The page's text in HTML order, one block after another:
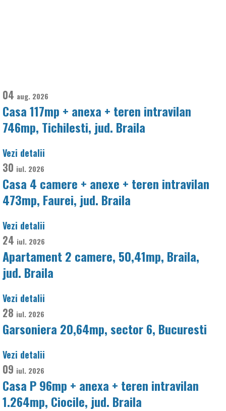
04 aug. 2026
Casa 117mp + anexa + teren intravilan
746mp, Tichilesti, jud. Braila
Vezi detalii
30 iul. 2026
Casa 4 camere + anexe + teren intravilan
473mp, Faurei, jud. Braila
Vezi detalii
24 iul. 2026
Apartament 2 camere, 50,41mp, Braila,
jud. Braila
Vezi detalii
28 iul. 2026
Garsoniera 20,64mp, sector 6, Bucuresti
Vezi detalii
09 iul. 2026
Casa P 96mp + anexa + teren intravilan
1.264mp, Ciocile, jud. Braila